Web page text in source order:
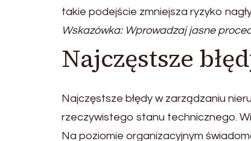
takie podejście zmniejsza ryzyko
Wskazówka: Wprowadzaj jasne
Najczęstsze
Najczęstsze błędy w zarządzaniu
rzeczywistego stanu technicznego.
Na poziomie organizacyjnym